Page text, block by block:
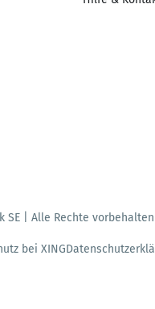
SE | Alle Rechte vorbehalten
bei XING